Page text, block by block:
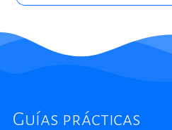
Guías prácticas